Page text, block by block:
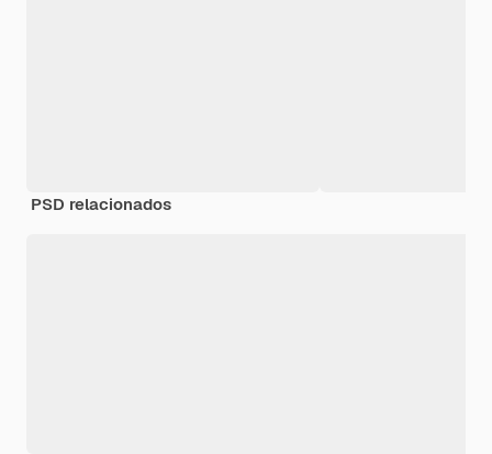
PSD relacionados